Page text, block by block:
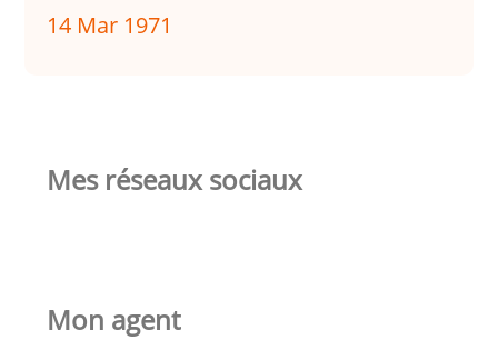
14 Mar 1971
Mes réseaux sociaux
Mon agent